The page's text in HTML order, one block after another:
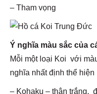
– Tham vọng
Ý nghĩa màu sắc của
Mỗi một loại Koi với
nghĩa nhất định thể
– Kohaku – thân trắng,